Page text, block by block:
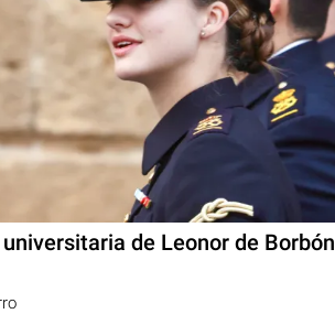
de Leonor de Borbón